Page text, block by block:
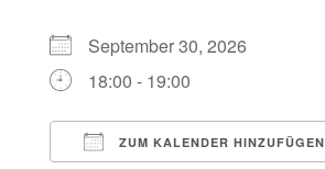
September 30, 2026
18:00 - 19:00
ZUM KALENDER HINZUFÜGEN